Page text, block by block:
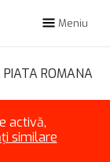
Meniu
ROMANA
activă,
similare